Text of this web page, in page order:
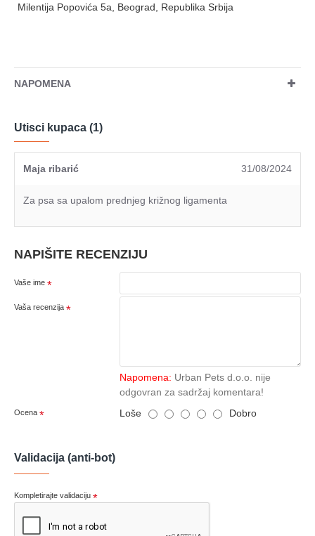
Milentija Popovića 5a, Beograd, Republika Srbija
NAPOMENA
Utisci kupaca (1)
Maja ribarić 31/08/2024
Za psa sa upalom prednjeg križnog ligamenta
NAPIŠITE RECENZIJU
Vaše ime
Vaša recenzija
Napomena: Urban Pets d.o.o. nije
odgovran za sadržaj komentara!
Ocena Loše Dobro
Validacija (anti-bot)
Kompletirajte validaciju